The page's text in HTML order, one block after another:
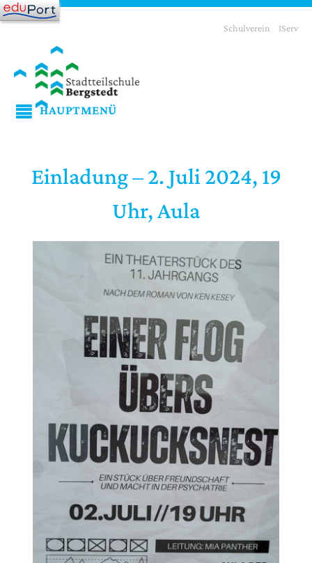
Schulverein IServ
HAUPTMENÜ
Einladung – 2. Juli 2024, 19
Uhr, Aula